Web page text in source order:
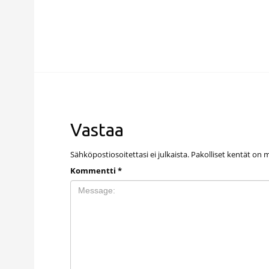
Vastaa
Sähköpostiosoitettasi ei julkaista. Pakolliset kentät on
Kommentti *